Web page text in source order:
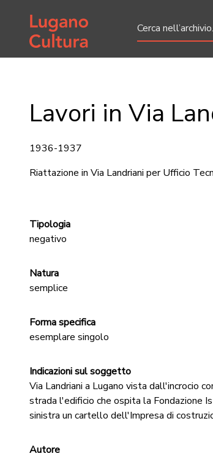
Home page
Lavori in Via
1936-1937
Riattazione in Via Landriani per Ufficio
Tipologia
negativo
Natura
semplice
Forma specifica
esemplare singolo
Indicazioni sul soggetto
Via Landriani a Lugano vista dall'incrocio
strada l'edificio che ospita la Fondazione
sinistra un cartello dell'Impresa di
Autore